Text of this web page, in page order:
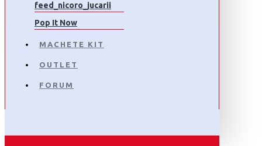
feed_nicoro_jucarii
Pop It Now
MACHETE KIT
OUTLET
FORUM